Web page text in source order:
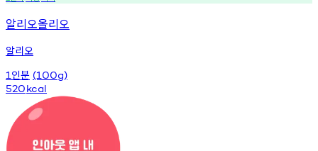
알리오올리오
알리오
1 인분 (100g)
520kcal